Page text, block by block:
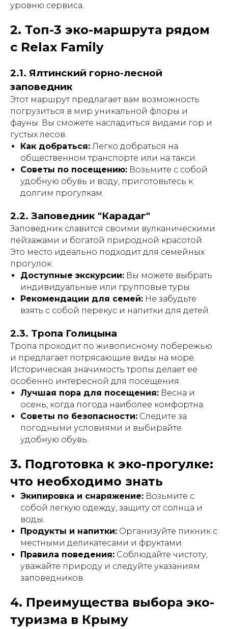
уровню сервиса.
2. Топ-3 эко-маршрута рядом
с Relax Family
2.1. Ялтинский горно-лесной
заповедник
Этот маршрут предлагает вам возможность
погрузиться в мир уникальной флоры и
фауны. Вы сможете насладиться видами гор и
густых лесов.
Как добраться: Легко добраться на
общественном транспорте или на такси.
Советы по посещению: Возьмите с собой
удобную обувь и воду, приготовьтесь к
долгим прогулкам.
2.2. Заповедник "Карадаг"
Заповедник славится своими вулканическими
пейзажами и богатой природной красотой.
Это место идеально подходит для семейных
прогулок.
Доступные экскурсии: Вы можете выбрать
индивидуальные или групповые туры.
Рекомендации для семей: Не забудьте
взять с собой перекус и напитки для детей.
2.3. Тропа Голицына
Тропа проходит по живописному побережью
и предлагает потрясающие виды на море.
Историческая значимость тропы делает ее
особенно интересной для посещения.
Лучшая пора для посещения: Весна и
осень, когда погода наиболее комфортна.
Советы по безопасности: Следите за
погодными условиями и выбирайте
удобную обувь.
3. Подготовка к эко-прогулке:
что необходимо знать
Экипировка и снаряжение: Возьмите с
собой легкую одежду, защиту от солнца и
воды.
Продукты и напитки: Организуйте пикник с
местными деликатесами и фруктами.
Правила поведения: Соблюдайте чистоту,
уважайте природу и следуйте указаниям
заповедников.
4. Преимущества выбора эко-
туризма в Крыму